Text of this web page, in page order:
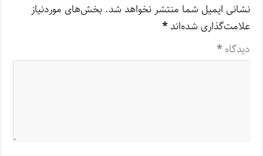
نشانی ایمیل شما منتشر نخواهد شد. بخش‌های موردنیاز
علامت‌گذاری شده‌اند*
دیدگاه*